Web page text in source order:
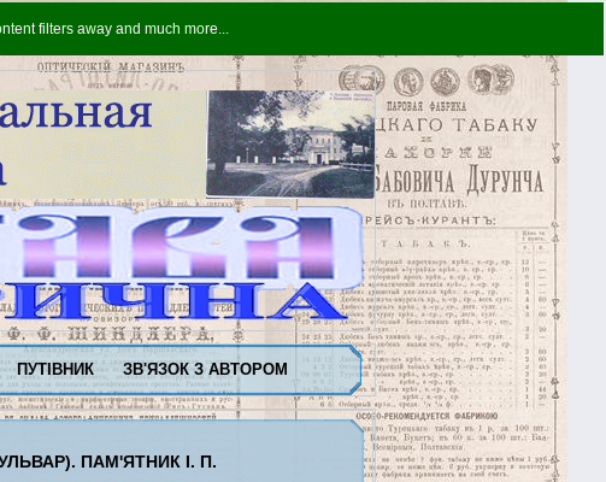
filters away and much more...
ПУТІВНИК ЗВ'ЯЗОК З АВТОРОМ
ПАМ'ЯТНИК І. П.